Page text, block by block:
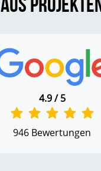
4.9 / 5
946 Bewertungen